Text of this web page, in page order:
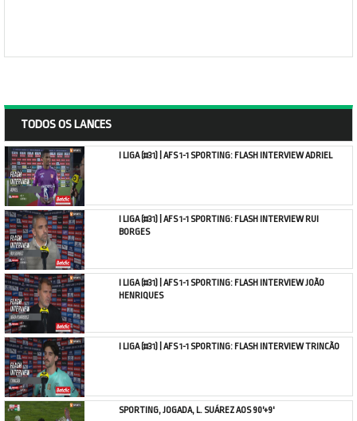
TODOS OS LANCES
I LIGA (#31) | AFS 1-1 SPORTING: FLASH INTERVIEW ADRIEL
I LIGA (#31) | AFS 1-1 SPORTING: FLASH INTERVIEW RUI
BORGES
I LIGA (#31) | AFS 1-1 SPORTING: FLASH INTERVIEW JOÃO
HENRIQUES
I LIGA (#31) | AFS 1-1 SPORTING: FLASH INTERVIEW TRINCÃO
SPORTING, JOGADA, L. SUÁREZ AOS 90'+9'